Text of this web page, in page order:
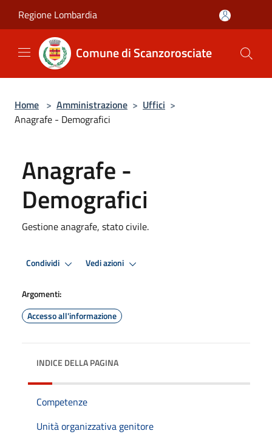
Regione Lombardia
Comune di Scanzorosciate
Home > Amministrazione > Uffici >
Anagrafe - Demografici
Anagrafe -
Demografici
Gestione anagrafe, stato civile.
Condividi Vedi azioni
Argomenti:
Accesso all'informazione
INDICE DELLA PAGINA
Competenze
Unità organizzativa genitore